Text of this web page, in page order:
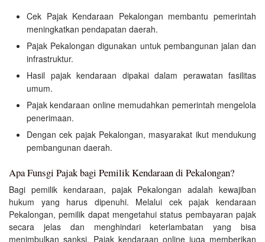
Cek Pajak Kendaraan Pekalongan membantu pemerintah
meningkatkan pendapatan daerah.
Pajak Pekalongan digunakan untuk pembangunan jalan dan
infrastruktur.
Hasil pajak kendaraan dipakai dalam perawatan fasilitas
umum.
Pajak kendaraan online memudahkan pemerintah mengelola
penerimaan.
Dengan cek pajak Pekalongan, masyarakat ikut mendukung
pembangunan daerah.
Apa Funsgi Pajak bagi Pemilik Kendaraan di Pekalongan?
Bagi pemilik kendaraan, pajak Pekalongan adalah kewajiban
hukum yang harus dipenuhi. Melalui cek pajak kendaraan
Pekalongan, pemilik dapat mengetahui status pembayaran pajak
secara jelas dan menghindari keterlambatan yang bisa
menimbulkan sanksi. Pajak kendaraan online juga memberikan